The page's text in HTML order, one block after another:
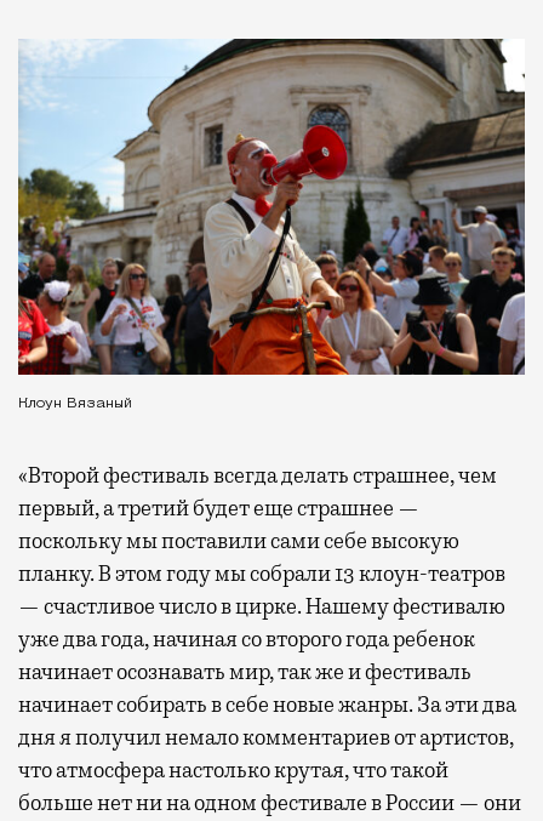
Клоун Вязаный
«Второй фестиваль всегда делать страшнее, чем
первый, а третий будет еще страшнее —
поскольку мы поставили сами себе высокую
планку. В этом году мы собрали 13 клоун-театров
— счастливое число в цирке. Нашему фестивалю
уже два года, начиная со второго года ребенок
начинает осознавать мир, так же и фестиваль
начинает собирать в себе новые жанры. За эти два
дня я получил немало комментариев от артистов,
что атмосфера настолько крутая, что такой
больше нет ни на одном фестивале в России — они